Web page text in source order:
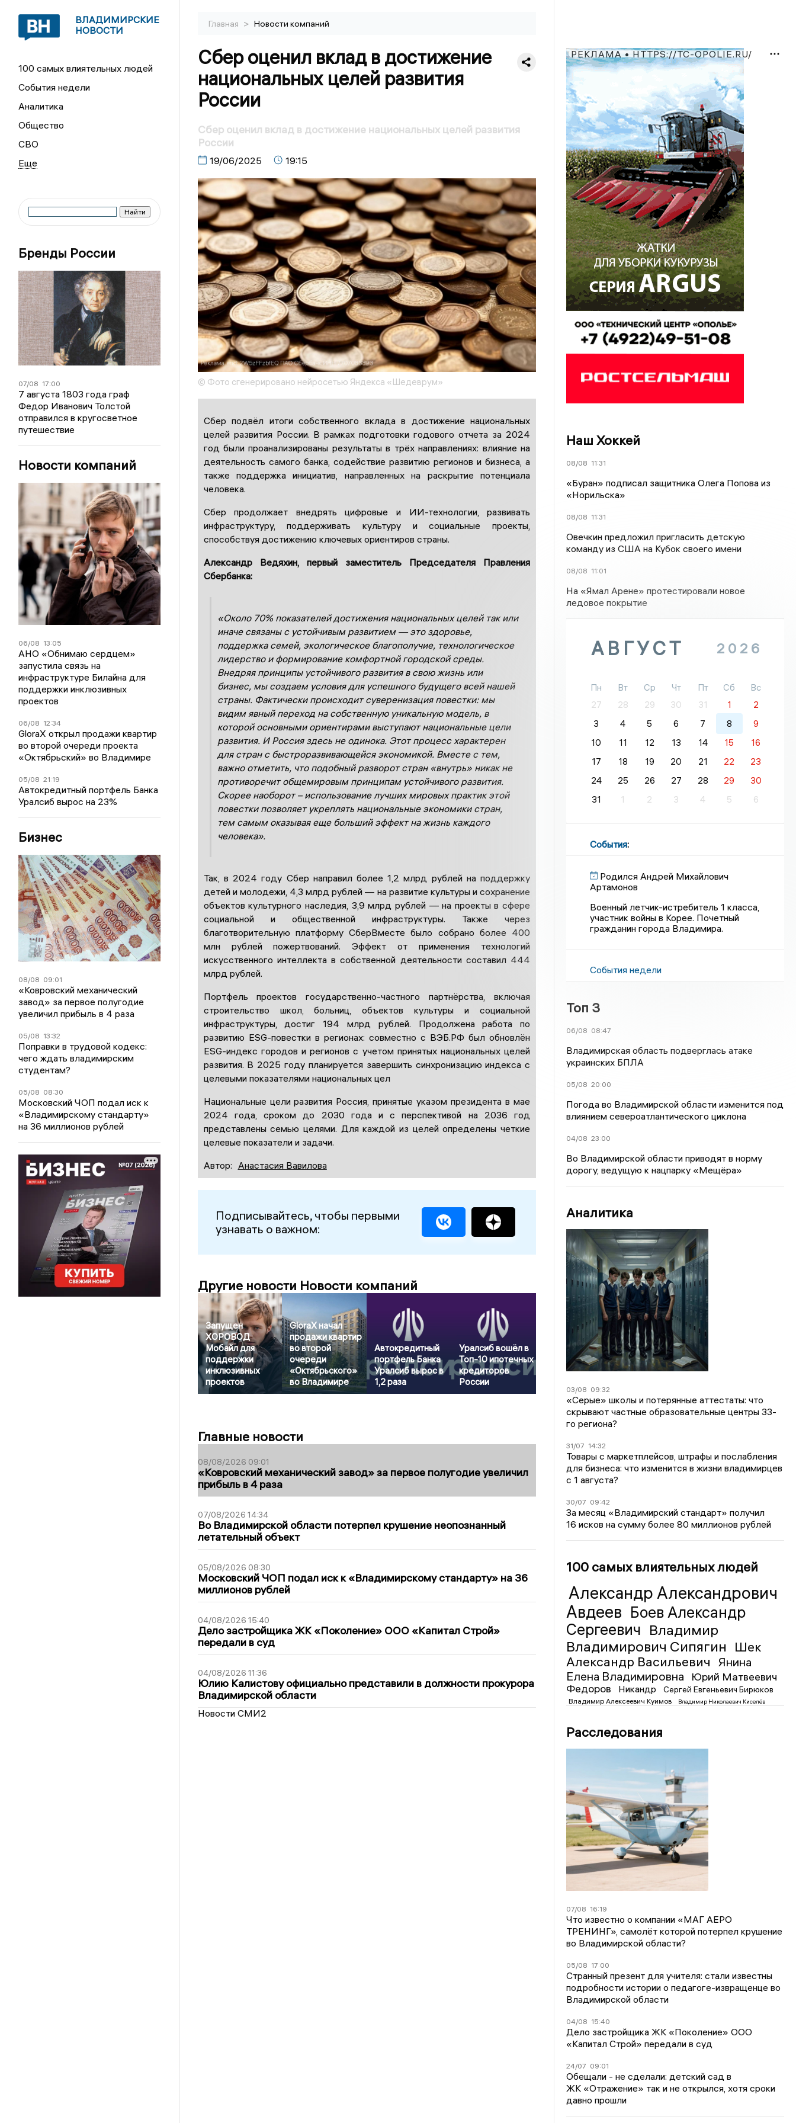
ВЛАДИМИРСКИЕ
НОВОСТИ
100 самых влиятельных людей
События недели
Аналитика
Общество
СВО
Бренды России
07/08 17:00
7 августа 1803 года граф
Федор Иванович Толстой
отправился в кругосветное
путешествие
Новости компаний
06/08 13:05
АНО «Обнимаю сердцем»
запустила связь на
инфраструктуре Билайна для
поддержки инклюзивных
проектов
06/08 12:34
GloraX открыл продажи квартир
во второй очереди проекта
«Октябрьский» во Владимире
05/08 21:19
Автокредитный портфель Банка
Уралсиб вырос на 23%
Бизнес
08/08 09:01
«Ковровский механический
завод» за первое полугодие
увеличил прибыль в 4 раза
05/08 13:32
Поправки в трудовой кодекс:
чего ждать владимирским
студентам?
05/08 08:30
Московский ЧОП подал иск к
«Владимирскому стандарту»
на 36 миллионов рублей
Главная > Новости компаний
Сбер оценил вклад в достижение
национальных целей развития
России
Сбер оценил вклад в достижение национальных целей развития
России
19/06/2025 19:15
© Фото сгенерировано нейросетью Яндекса «Шедеврум»
Сбер подвёл итоги собственного вклада в достижение национальных
целей развития России. В рамках подготовки годового отчета за 2024
год были проанализированы результаты в трёх направлениях: влияние на
деятельность самого банка, содействие развитию регионов и бизнеса, а
также поддержка инициатив, направленных на раскрытие потенциала
человека.
Сбер продолжает внедрять цифровые и ИИ-технологии, развивать
инфраструктуру, поддерживать культуру и социальные проекты,
способствуя достижению ключевых ориентиров страны.
Александр Ведяхин, первый заместитель Председателя Правления
Сбербанка:
«Около 70% показателей достижения национальных целей так или
иначе связаны с устойчивым развитием — это здоровье,
поддержка семей, экологическое благополучие, технологическое
лидерство и формирование комфортной городской среды.
Внедряя принципы устойчивого развития в свою жизнь или
бизнес, мы создаем условия для успешного будущего всей нашей
страны. Фактически происходит суверенизация повестки: мы
видим явный переход на собственную уникальную модель, в
которой основными ориентирами выступают национальные цели
развития. И Россия здесь не одинока. Этот процесс характерен
для стран с быстроразвивающейся экономикой. Вместе с тем,
важно отметить, что подобный разворот стран «внутрь» никак не
противоречит общемировым принципам устойчивого развития.
Скорее наоборот – использование лучших мировых практик этой
повестки позволяет укреплять национальные экономики стран,
тем самым оказывая еще больший эффект на жизнь каждого
человека».
Так, в 2024 году Сбер направил более 1,2 млрд рублей на поддержку
детей и молодежи, 4,3 млрд рублей — на развитие культуры и сохранение
объектов культурного наследия, 3,9 млрд рублей — на проекты в сфере
социальной и общественной инфраструктуры. Также через
благотворительную платформу СберВместе было собрано более 400
млн рублей пожертвований. Эффект от применения технологий
искусственного интеллекта в собственной деятельности составил 444
млрд рублей.
Портфель проектов государственно-частного партнёрства, включая
строительство школ, больниц, объектов культуры и социальной
инфраструктуры, достиг 194 млрд рублей. Продолжена работа по
развитию ESG-повестки в регионах: совместно с ВЭБ.РФ был обновлён
ESG-индекс городов и регионов с учетом принятых национальных целей
развития. В 2025 году планируется завершить синхронизацию индекса с
целевыми показателями национальных цел
Национальные цели развития Россия, принятые указом президента в мае
2024 года, сроком до 2030 года и с перспективой на 2036 год
представлены семью целями. Для каждой из целей определены четкие
целевые показатели и задачи.
Автор: Анастасия Вавилова
Подписывайтесь, чтобы первыми
узнавать о важном:
Другие новости Новости компаний
Запущен
ХОРОВОД
Мобайл для
поддержки
инклюзивных
проектов
GloraX начал
продажи квартир
во второй
очереди
«Октябрьского»
во Владимире
Автокредитный
портфель Банка
Уралсиб вырос в
1,2 раза
Уралсиб вошёл в
Топ-10 ипотечных
кредиторов
России
Главные новости
08/08/2026 09:01
«Ковровский механический завод» за первое полугодие увеличил
прибыль в 4 раза
07/08/2026 14:34
Во Владимирской области потерпел крушение неопознанный
летательный объект
05/08/2026 08:30
Московский ЧОП подал иск к «Владимирскому стандарту» на 36
миллионов рублей
04/08/2026 15:40
Дело застройщика ЖК «Поколение» ООО «Капитал Строй»
передали в суд
04/08/2026 11:36
Юлию Калистову официально представили в должности прокурора
Владимирской области
Новости СМИ2
РЕКЛАМА • HTTPS://TC-OPOLIE.RU/
Наш Хоккей
08/08 11:31
«Буран» подписал защитника Олега Попова из
«Норильска»
08/08 11:31
Овечкин предложил пригласить детскую
команду из США на Кубок своего имени
08/08 11:01
На «Ямал Арене» протестировали новое
ледовое покрытие
АВГУСТ 2026
Пн Вт Ср Чт Пт Сб
Вс
27
28 29 30 31 1
2
3
4 5 6 7 8
9
10
11 12 13 14 15
16
17
18 19 20 21 22
23
24
25 26 27 28 29
30
31
1 2 3 4 5 6
События:
Родился Андрей Михайлович
Артамонов
Военный летчик-истребитель 1 класса,
участник войны в Корее. Почетный
гражданин города Владимира.
События недели
Топ 3
06/08 08:47
Владимирская область подверглась атаке
украинских БПЛА
05/08 20:00
Погода во Владимирской области изменится под
влиянием североатлантического циклона
04/08 23:00
Во Владимирской области приводят в норму
дорогу, ведущую к нацпарку «Мещёра»
Аналитика
03/08 09:32
«Серые» школы и потерянные аттестаты: что
скрывают частные образовательные центры 33-
го региона?
31/07 14:32
Товары с маркетплейсов, штрафы и послабления
для бизнеса: что изменится в жизни владимирцев
с 1 августа?
30/07 09:42
За месяц «Владимирский стандарт» получил
16 исков на сумму более 80 миллионов рублей
100 самых влиятельных людей
Александр Александрович
Авдеев Боев Александр
Сергеевич Владимир
Владимирович Сипягин Шек
Александр Васильевич
Янина
Елена Владимировна
Юрий Матвеевич
Федоров
Никандр Сергей Евгеньевич Бирюков
Владимир Алексеевич Куимов Владимир Николаевич Киселёв
Расследования
07/08 16:19
Что известно о компании «МАГ АЕРО
ТРЕНИНГ», самолёт которой потерпел крушение
во Владимирской области?
05/08 17:00
Странный презент для учителя: стали известны
подробности истории о педагоге-извращенце во
Владимирской области
04/08 15:40
Дело застройщика ЖК «Поколение» ООО
«Капитал Строй» передали в суд
24/07 09:01
Обещали - не сделали: детский сад в
ЖК «Отражение» так и не открылся, хотя сроки
давно прошли